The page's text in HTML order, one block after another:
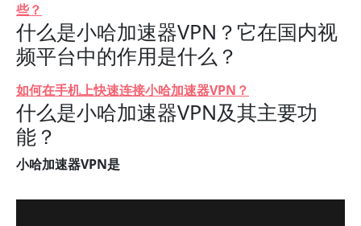
些？
什么是小哈加速器VPN？它在国内视
频平台中的作用是什么？
如何在手机上快速连接小哈加速器VPN？
什么是小哈加速器VPN及其主要功
能？
小哈加速器VPN是